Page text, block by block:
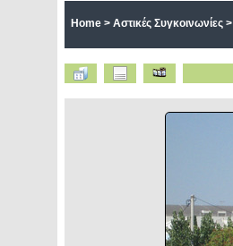
Home> Αστικές Συγκοινωνίες>